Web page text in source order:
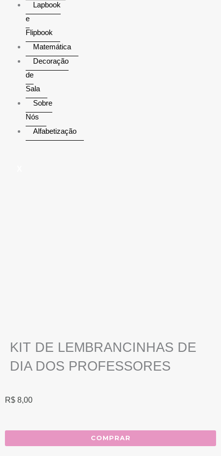
Lapbook
e
Flipbook
Matemática
Decoração
de
Sala
Sobre
Nós
Alfabetização
KIT DE LEMBRANCINHAS DE
DIA DOS PROFESSORES
R$ 8,00
COMPRAR